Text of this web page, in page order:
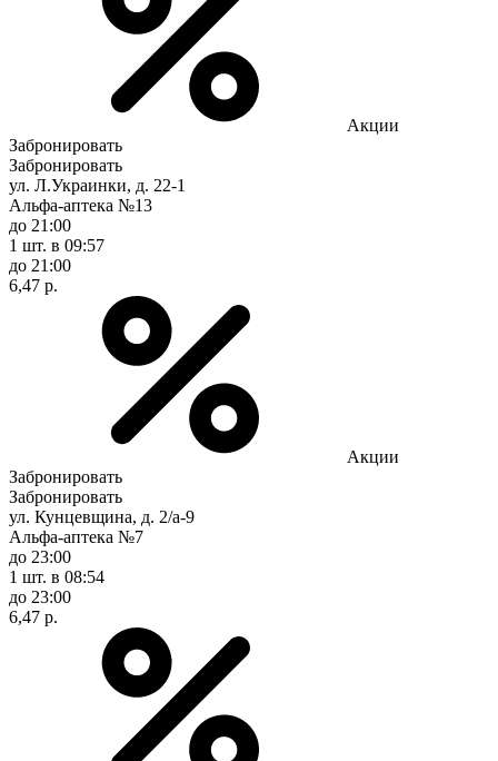
Акции
Забронировать
Забронировать
ул. Л.Украинки, д. 22-1
Альфа-аптека №13
до 21:00
1 шт. в 09:57
до 21:00
6,47 р.
Акции
Забронировать
Забронировать
ул. Кунцевщина, д. 2/а-9
Альфа-аптека №7
до 23:00
1 шт. в 08:54
до 23:00
6,47 р.